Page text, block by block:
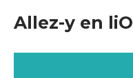
Allez-y en liO